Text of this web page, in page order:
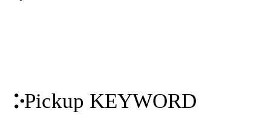
Pickup KEYWORD